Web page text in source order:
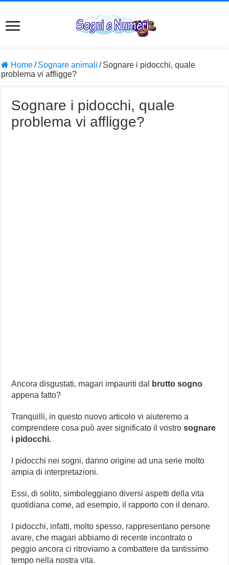
Home/ Sognare animali / Sognare i pidocchi, quale
problema vi affligge?
Sognare i pidocchi, quale
problema vi affligge?
Ancora disgustati, magari impauriti dal
brutto sogno
appena fatto?
Tranquilli, in questo nuovo articolo vi aiuteremo a
comprendere cosa può aver significato il vostrosognare
i pidocchi.
I pidocchi nei sogni, danno origine ad una serie molto
ampia di interpretazioni.
Essi, di solito, simboleggiano diversi aspetti della vita
quotidiana come, ad esempio, il rapporto con il denaro.
I pidocchi, infatti, molto spesso, rappresentano persone
avare, che magari abbiamo di recente incontrato o
peggio ancora ci ritroviamo a combattere da tantissimo
tempo nella nostra vita.